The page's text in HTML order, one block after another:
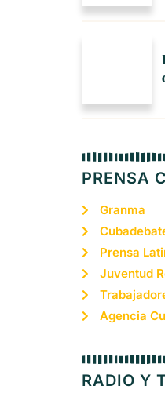
PRENSA
Granma
Prensa
Juventud
Agencia
RADIO Y